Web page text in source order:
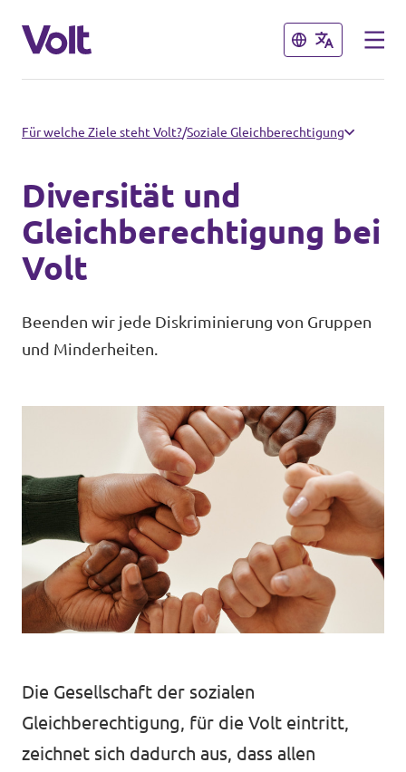
Schließen
Sprache auswählen
Weitere Volt-Websites in
Deutschland
Volt Deutschland
Volt in deinem Bundesland
Schließen
Programm
Über Volt
Menschen
Unsere Events
unf*ck berlin
Mitmachen
Spenden
unf*ck berlin
Für welche Ziele steht Volt?/Soziale Gleichberechtigung
Diversität und
Gleichberechtigung bei
Volt
Beenden wir jede Diskriminierung von Gruppen
und Minderheiten.
Die Gesellschaft der sozialen
Gleichberechtigung, für die Volt eintritt,
zeichnet sich dadurch aus, dass allen